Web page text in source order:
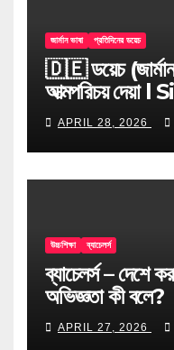
জার্মান ভাষা প্রতিদিনের ডয়েচ
🇩🇪 ডয়েচ
আত্মপরিচয়
APRIL 28, 2026
উচ্চশিক্ষা ব্যাচেলর্স
ব্যাচেলর্স – দেশে
অভিজ্ঞতা কী বলে?
APRIL 27, 2026